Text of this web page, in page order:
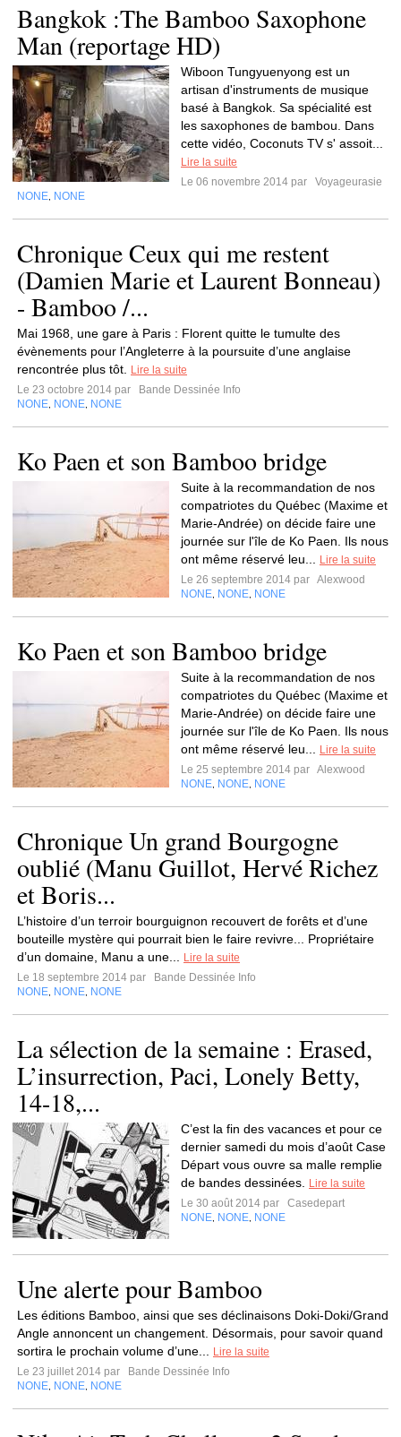
Bangkok :The Bamboo Saxophone
Man (reportage HD)
Wiboon Tungyuenyong est un
artisan d'instruments de musique
basé à Bangkok. Sa spécialité est
les saxophones de bambou. Dans
cette vidéo, Coconuts TV s' assoit...
Lire la suite
Le 06 novembre 2014 par
Voyageurasie
NONE NONE
Chronique Ceux qui me restent
(Damien Marie et Laurent Bonneau)
- Bamboo /...
Mai 1968, une gare à Paris : Florent quitte le tumulte des
évènements pour l’Angleterre à la poursuite d’une anglaise
rencontrée plus tôt.
Lire la suite
Le 23 octobre 2014 par
Bande Dessinée Info
NONE NONE NONE
Ko Paen et son Bamboo bridge
Suite à la recommandation de nos
compatriotes du Québec (Maxime et
Marie-Andrée) on décide faire une
journée sur l'île de Ko Paen. Ils nous
ont même réservé leu...
Lire la suite
Le 26 septembre 2014 par Alexwood
NONE NONE NONE
Ko Paen et son Bamboo bridge
Suite à la recommandation de nos
compatriotes du Québec (Maxime et
Marie-Andrée) on décide faire une
journée sur l'île de Ko Paen. Ils nous
ont même réservé leu...
Lire la suite
Le 25 septembre 2014 par Alexwood
NONE NONE NONE
Chronique Un grand Bourgogne
oublié (Manu Guillot, Hervé Richez
et Boris...
L’histoire d’un terroir bourguignon recouvert de forêts et d’une
bouteille mystère qui pourrait bien le faire revivre... Propriétaire
d’un domaine, Manu a une...
Lire la suite
Le 18 septembre 2014 par
Bande Dessinée Info
NONE NONE NONE
La sélection de la semaine : Erased,
L’insurrection, Paci, Lonely Betty,
14-18,...
C’est la fin des vacances et pour ce
dernier samedi du mois d’août Case
Départ vous ouvre sa malle remplie
de bandes dessinées.
Lire la suite
Le 30 août 2014 par
Casedepart
NONE NONE NONE
Une alerte pour Bamboo
Les éditions Bamboo, ainsi que ses déclinaisons Doki-Doki/Grand
Angle annoncent un changement. Désormais, pour savoir quand
sortira le prochain volume d’une...
Lire la suite
Le 23 juillet 2014 par
Bande Dessinée Info
NONE NONE NONE